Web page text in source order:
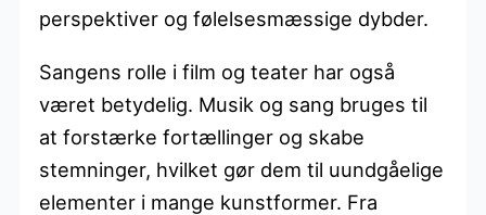
perspektiver og følelsesmæssige dybder.
Sangens rolle i film og teater har også
været betydelig. Musik og sang bruges til
at forstærke fortællinger og skabe
stemninger, hvilket gør dem til uundgåelige
elementer i mange kunstformer. Fra